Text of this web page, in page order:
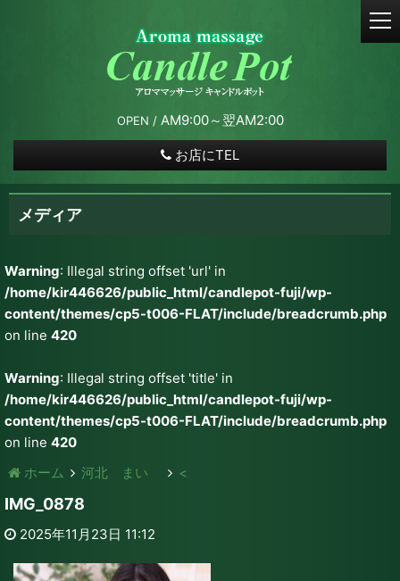
OPEN / AM9:00～翌AM2:00
お店にTEL
メディア
Warning: Illegal string offset 'url' in
/home/kir446626/public_html/candlepot-fuji/wp-
content/themes/cp5-t006-FLAT/include/breadcrumb.php
on line 420
Warning: Illegal string offset 'title' in
/home/kir446626/public_html/candlepot-fuji/wp-
content/themes/cp5-t006-FLAT/include/breadcrumb.php
on line 420
ホーム
河北 まい <
IMG_0878
2025年11月23日 11:12
t
o
v
i